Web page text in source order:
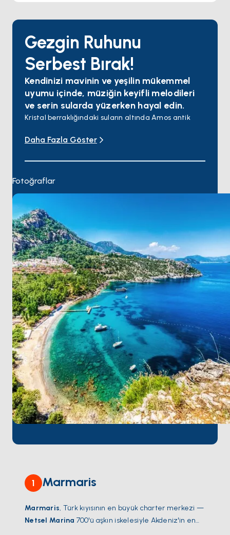
Gezgin Ruhunu
Serbest Bırak!
Kendinizi mavinin ve yeşilin mükemmel
uyumu içinde, müziğin keyifli melodileri
ve serin sularda yüzerken hayal edin.
Kristal berraklığındaki suların altında Amos antik
Ekincik Koyu'nun yemyeşil doğasında ve berrak
Dalyan'ın tarihi sokaklarında, antik kalıntılarında ve
yolculuğuna çıkın.
canlandırın ve Mavi Bayraklı plajların tadını çıkarın
Köyceğiz'de çam ormanları ve narenciye ağaçlarıyla
süslenmiş doğanın sakinliğini içinize çekin
Marmaris, sizi kültürel zenginlik, doğal güzellik ve
unutulmaz anılarla dolu bir yolculuğa davet ediyor.
Marmaris’e en yakın havalimanı olanDalaman
Havalimanı, keyifli bir tekne turu için mükemmel bir
başlangıç noktasıdır. Yolculuğunuzun başında
havalimanından yapacağınız kısa bir transfer ile
unutulmaz deniz maceranıza hızlı bir şekilde
atılabilirsiniz.
Daha Fazla Göster
Fotoğraflar
1 Marmaris
Marmaris, Türk kıyısının en büyük charter merkezi —
Netsel Marina 700'ü aşkın iskelesiyle Akdeniz'in en